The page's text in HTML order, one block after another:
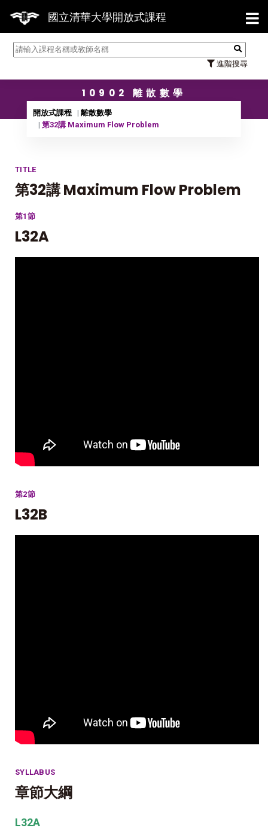
國立清華大學開放式課程
進階搜尋
【
10902 離散數學
開放式課程
離散數學
第32講 Maximum Flow Problem
TITLE
第32講 Maximum Flow Problem
第1節
L32A
第2節
L32B
SYLLABUS
章節大綱
L32A